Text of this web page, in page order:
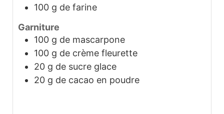
100 g de farine
Garniture
100 g de mascarpone
100 g de crème fleurette
20 g de sucre glace
20 g de cacao en poudre